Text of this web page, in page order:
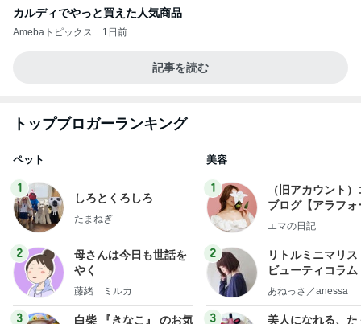
カルディでやっと買えた人気商品
Amebaトピックス 1日前
記事を読む
トップブロガーランキング
ペット
1
しろとくろしろ
たまねぎ
2
母さんは今日も世話を
やく
藤緒 ミルカ
3
白柴 『きなこ』 のお気
美容
1
（旧アカウント
ブログ【アラフォ
社売却セカンドラ
エマの日記
2
リトルミニマリス
ビューティコラ
little
あねっさ／anessa
3
美人になれる、た